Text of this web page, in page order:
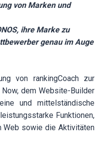
von Marken und
ihre Marke zu
genau im Auge
von rankingCoachzur
dem Website-Builder
und mittelständische
Funktionen,
Web sowie die Aktivitäten